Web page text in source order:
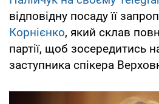
відповідну посаду її
Корнієнко, який склав
партії, щоб зосередитись
заступника спікера